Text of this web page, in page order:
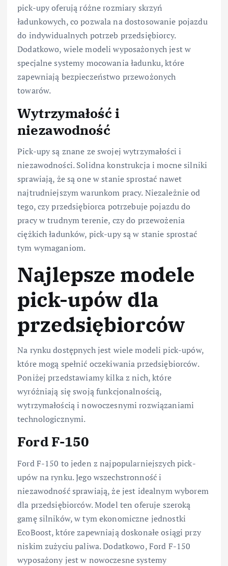
pick-upy oferują różne rozmiary skrzyń
ładunkowych, co pozwala na dostosowanie pojazdu
do indywidualnych potrzeb przedsiębiorcy.
Dodatkowo, wiele modeli wyposażonych jest w
specjalne systemy mocowania ładunku, które
zapewniają bezpieczeństwo przewożonych
towarów.
Wytrzymałość i
niezawodność
Pick-upy są znane ze swojej wytrzymałości i
niezawodności. Solidna konstrukcja i mocne silniki
sprawiają, że są one w stanie sprostać nawet
najtrudniejszym warunkom pracy. Niezależnie od
tego, czy przedsiębiorca potrzebuje pojazdu do
pracy w trudnym terenie, czy do przewożenia
ciężkich ładunków, pick-upy są w stanie sprostać
tym wymaganiom.
Najlepsze modele
pick-upów dla
przedsiębiorców
Na rynku dostępnych jest wiele modeli pick-upów,
które mogą spełnić oczekiwania przedsiębiorców.
Poniżej przedstawiamy kilka z nich, które
wyróżniają się swoją funkcjonalnością,
wytrzymałością i nowoczesnymi rozwiązaniami
technologicznymi.
Ford F-150
Ford F-150 to jeden z najpopularniejszych pick-
upów na rynku. Jego wszechstronność i
niezawodność sprawiają, że jest idealnym wyborem
dla przedsiębiorców. Model ten oferuje szeroką
gamę silników, w tym ekonomiczne jednostki
EcoBoost, które zapewniają doskonałe osiągi przy
niskim zużyciu paliwa. Dodatkowo, Ford F-150
wyposażony jest w nowoczesne systemy